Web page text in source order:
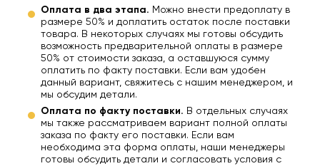
Оплата в два этапа. Можно внести предоплату в
размере 50% и доплатить остаток после поставки
товара. В некоторых случаях мы готовы обсудить
возможность предварительной оплаты в размере
50% от стоимости заказа, а оставшуюся сумму
оплатить по факту поставки. Если вам удобен
данный вариант, свяжитесь с нашим менеджером, и
мы обсудим детали.
Оплата по факту поставки. В отдельных случаях
мы также рассматриваем вариант полной оплаты
заказа по факту его поставки. Если вам
необходима эта форма оплаты, наши менеджеры
готовы обсудить детали и согласовать условия с